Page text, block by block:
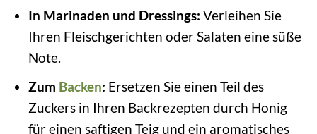
In Marinaden und Dressings: Verleihen Sie
Ihren Fleischgerichten oder Salaten eine süße
Note.
Zum Backen: Ersetzen Sie einen Teil des
Zuckers in Ihren Backrezepten durch Honig
für einen saftigen Teig und ein aromatisches